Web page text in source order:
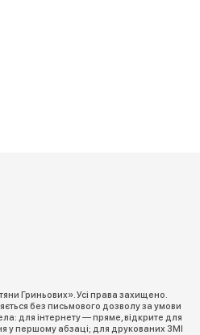
Гриньових». Усі права захищено.
без письмового дозволу за умови
для інтернету — пряме, відкрите для
у першому абзаці; для друкованих ЗМІ